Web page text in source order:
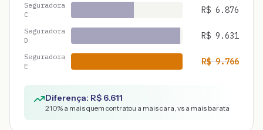
Seguradora
C
R$ 6.876
Seguradora
D
R$ 9.631
Seguradora
E
R$9.766
Diferença: R$ 6.611
210% a mais quem contratou a mais cara, vs a mais barata